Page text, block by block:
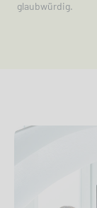
glaubwürdig.